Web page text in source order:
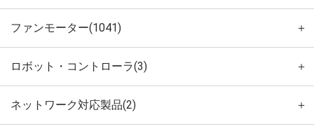
ファンモーター(1041) ＋
ロボット・コントローラ(3) ＋
ネットワーク対応製品(2) ＋